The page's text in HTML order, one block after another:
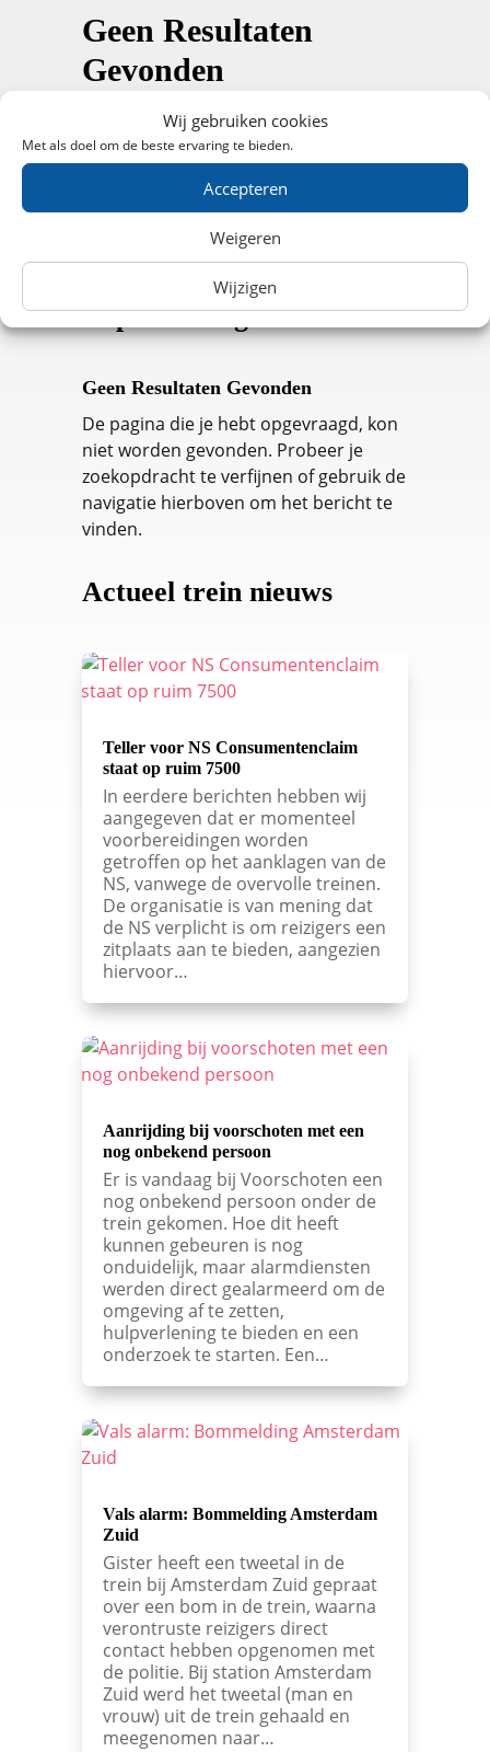
Wij gebruiken cookies
Met als doel om de beste ervaring te bieden.
Accepteren
Weigeren
Wijzigen
Geen Resultaten
Gevonden
De pagina die je hebt opgevraagd, kon
niet worden gevonden. Probeer je
zoekopdracht te verfijnen of gebruik de
navigatie hierboven om het bericht te
vinden.
Ontdek laatste
inspiratieblogs
Geen Resultaten Gevonden
De pagina die je hebt opgevraagd, kon
niet worden gevonden. Probeer je
zoekopdracht te verfijnen of gebruik de
navigatie hierboven om het bericht te
vinden.
Actueel trein nieuws
Teller voor NS Consumentenclaim
staat op ruim 7500
In eerdere berichten hebben wij
aangegeven dat er momenteel
voorbereidingen worden
getroffen op het aanklagen van de
NS, vanwege de overvolle treinen.
De organisatie is van mening dat
de NS verplicht is om reizigers een
zitplaats aan te bieden, aangezien
hiervoor…
Aanrijding bij voorschoten met een
nog onbekend persoon
Er is vandaag bij Voorschoten een
nog onbekend persoon onder de
trein gekomen. Hoe dit heeft
kunnen gebeuren is nog
onduidelijk, maar alarmdiensten
werden direct gealarmeerd om de
omgeving af te zetten,
hulpverlening te bieden en een
onderzoek te starten. Een…
Vals alarm: Bommelding Amsterdam
Zuid
Gister heeft een tweetal in de
trein bij Amsterdam Zuid gepraat
over een bom in de trein, waarna
verontruste reizigers direct
contact hebben opgenomen met
de politie. Bij station Amsterdam
Zuid werd het tweetal (man en
vrouw) uit de trein gehaald en
meegenomen naar…